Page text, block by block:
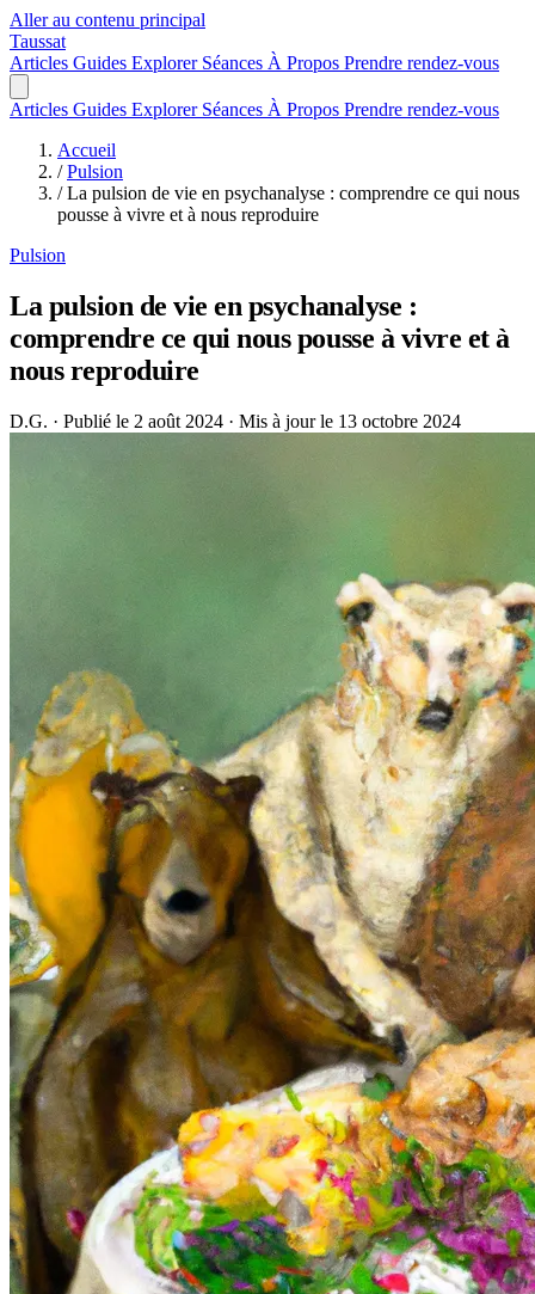
Aller au contenu principal
Taussat
Articles Guides Explorer Séances À Propos Prendre rendez-vous
Articles Guides Explorer Séances À Propos Prendre rendez-vous
Accueil
/ Pulsion
/ La pulsion de vie en psychanalyse : comprendre ce qui nous
pousse à vivre et à nous reproduire
Pulsion
La pulsion de vie en psychanalyse :
comprendre ce qui nous pousse à vivre et à
nous reproduire
D.G. · Publié le 2 août 2024 · Mis à jour le 13 octobre 2024